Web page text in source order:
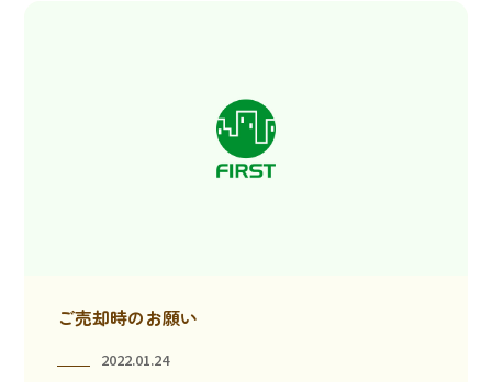
ご売却時のお願い
2022.01.24